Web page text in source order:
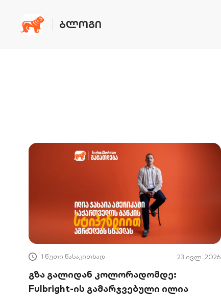
ᲑᲚᲝᲒᲘ
1 წუთი წასაკითხად 23 ივლ. 2026
გზა გალიდან კოლორადომდე:
Fulbright-ის გამარჯვებული ილია